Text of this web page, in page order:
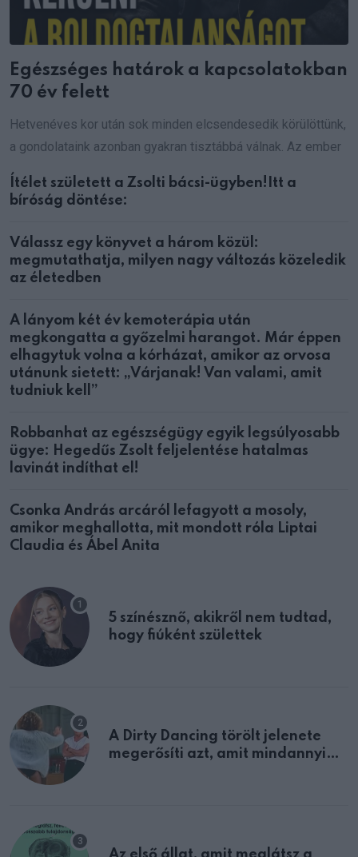
Egészséges határok a kapcsolatokban
70 év felett
Hetvenéves kor után sok minden elcsendesedik körülöttünk,
a gondolataink azonban gyakran tisztábbá válnak. Az ember
Ítélet született a Zsolti bácsi-ügyben!Itt a
bíróság döntése:
Válassz egy könyvet a három közül:
megmutathatja, milyen nagy változás közeledik
az életedben
A lányom két év kemoterápia után
megkongatta a győzelmi harangot. Már éppen
elhagytuk volna a kórházat, amikor az orvosa
utánunk sietett: „Várjanak! Van valami, amit
tudniuk kell”
Robbanhat az egészségügy egyik legsúlyosabb
ügye: Hegedűs Zsolt feljelentése hatalmas
lavinát indíthat el!
Csonka András arcáról lefagyott a mosoly,
amikor meghallotta, mit mondott róla Liptai
Claudia és Ábel Anita
5 színésznő, akikről nem tudtad,
hogy fiúként születtek
A Dirty Dancing törölt jelenete
megerősíti azt, amit mindannyian